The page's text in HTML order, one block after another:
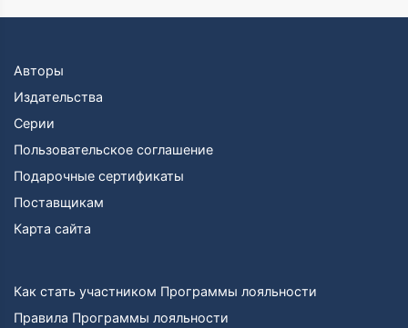
Авторы
Издательства
Серии
Пользовательское соглашение
Подарочные сертификаты
Поставщикам
Карта сайта
Как стать участником Программы лояльности
Правила Программы лояльности